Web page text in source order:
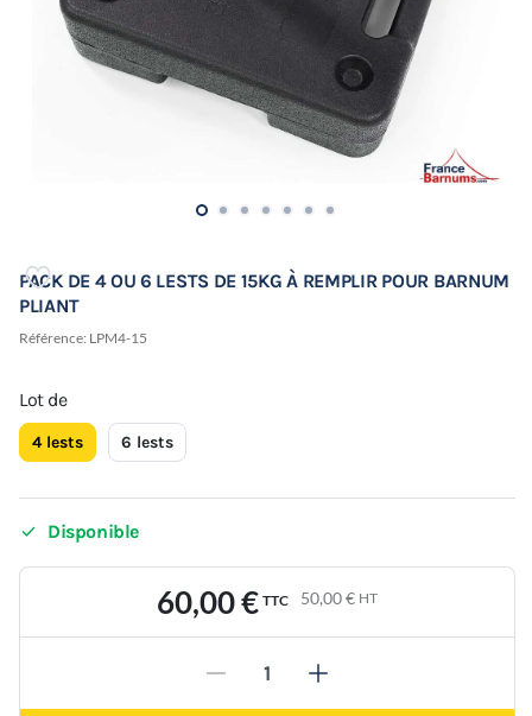
PACK DE 4 OU 6 LESTS DE 15KG À REMPLIR POUR BARNUM
PLIANT
Référence: LPM4-15
Lot de
4 lests 6 lests
 Disponible
60,00 € TTC 50,00 € HT
- +